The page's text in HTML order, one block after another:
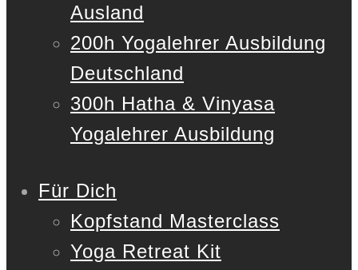
Ausland
200h Yogalehrer Ausbildung
Deutschland
300h Hatha & Vinyasa
Yogalehrer Ausbildung
Für Dich
Kopfstand Masterclass
Yoga Retreat Kit